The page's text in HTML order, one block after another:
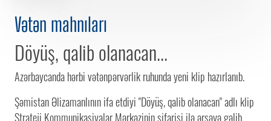
Vətən mahnıları
Döyüş, qalib olanacan...
Azərbaycanda hərbi vətənpərvərlik ruhunda yeni klip hazırlanıb.
Şəmistan Əlizamanlının ifa etdiyi "Döyüş, qalib olanacan" adlı klip
Strateji Kommunikasiyalar Mərkəzinin sifarişi ilə ərsəyə gəlib.